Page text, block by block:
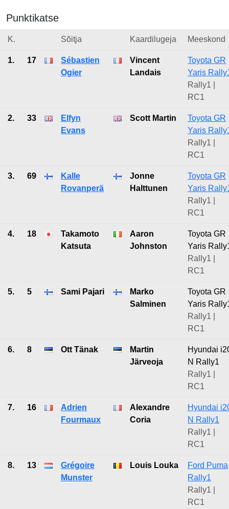
Punktikatse
K. Sõitja Kaardilugeja Meeskond
1. 17
Sébastien
Ogier
Vincent
Landais
Toyota GR
Yaris
Rally1 |
RC1
2. 33
Elfyn
Evans
Scott Martin
Toyota GR
Yaris
Rally1 |
RC1
3. 69
Kalle
Rovanperä
Jonne
Halttunen
Toyota GR
Yaris
Rally1 |
RC1
4. 18
Takamoto
Katsuta
Aaron
Johnston
Toyota GR
Yaris
Rally1 |
RC1
5. 5 Sami Pajari
Marko
Salminen
Toyota GR
Yaris
Rally1 |
RC1
6. 8 Ott Tänak
Martin
Järveoja
Hyundai
N Rally1
Rally1 |
RC1
7. 16
Adrien
Fourmaux
Alexandre
Coria
Hyundai
N Rally1
Rally1 |
RC1
8. 13
Grégoire
Munster
Louis Louka
Ford Puma
Rally1
Rally1 |
RC1